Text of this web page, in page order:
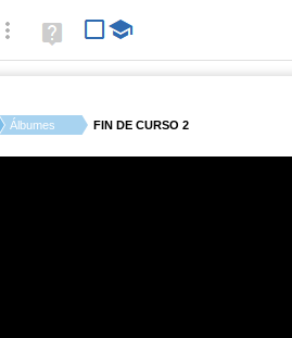
Búsqueda avanzada
Ayuda
(en
Álbumes FIN DE CURSO 2